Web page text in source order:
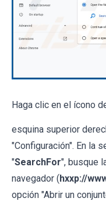
Haga clic en el ícono
esquina superior
"Configuración". En la
"SearchFor", busque
navegador ( hxxp://
opción "Abrir un